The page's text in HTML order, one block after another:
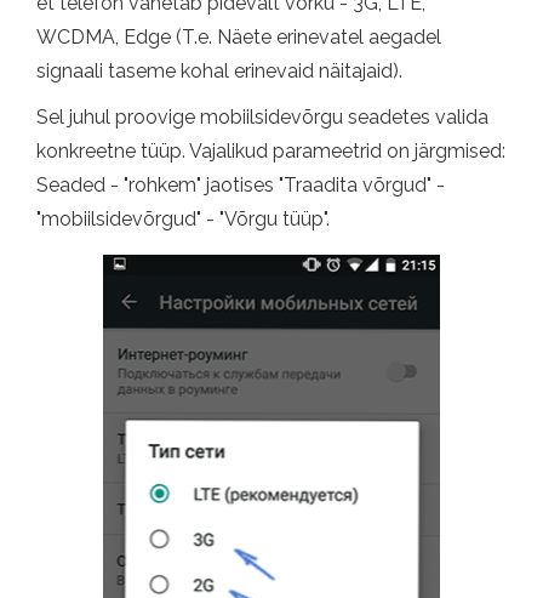
WCDMA, Edge (T.e. Näete erinevatel aegadel
signaali taseme kohal erinevaid näitajaid).
Sel juhul proovige mobiilsidevõrgu seadetes valida
konkreetne tüüp. Vajalikud parameetrid on järgmised:
Seaded - "rohkem" jaotises "Traadita võrgud" -
"mobiilsidevõrgud" - "Võrgu tüüp".